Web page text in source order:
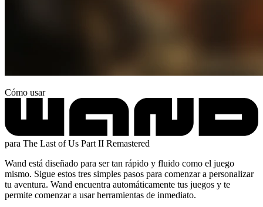
Cómo usar
para The Last of Us Part II Remastered
Wand está diseñado para ser tan rápido y fluido como el juego
mismo. Sigue estos tres simples pasos para comenzar a personalizar
tu aventura. Wand encuentra automáticamente tus juegos y te
permite comenzar a usar herramientas de inmediato.